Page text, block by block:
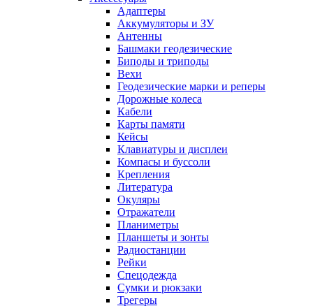
Адаптеры
Аккумуляторы и ЗУ
Антенны
Башмаки геодезические
Биподы и триподы
Вехи
Геодезические марки и реперы
Дорожные колеса
Кабели
Карты памяти
Кейсы
Клавиатуры и дисплеи
Компасы и буссоли
Крепления
Литература
Окуляры
Отражатели
Планиметры
Планшеты и зонты
Радиостанции
Рейки
Спецодежда
Сумки и рюкзаки
Трегеры